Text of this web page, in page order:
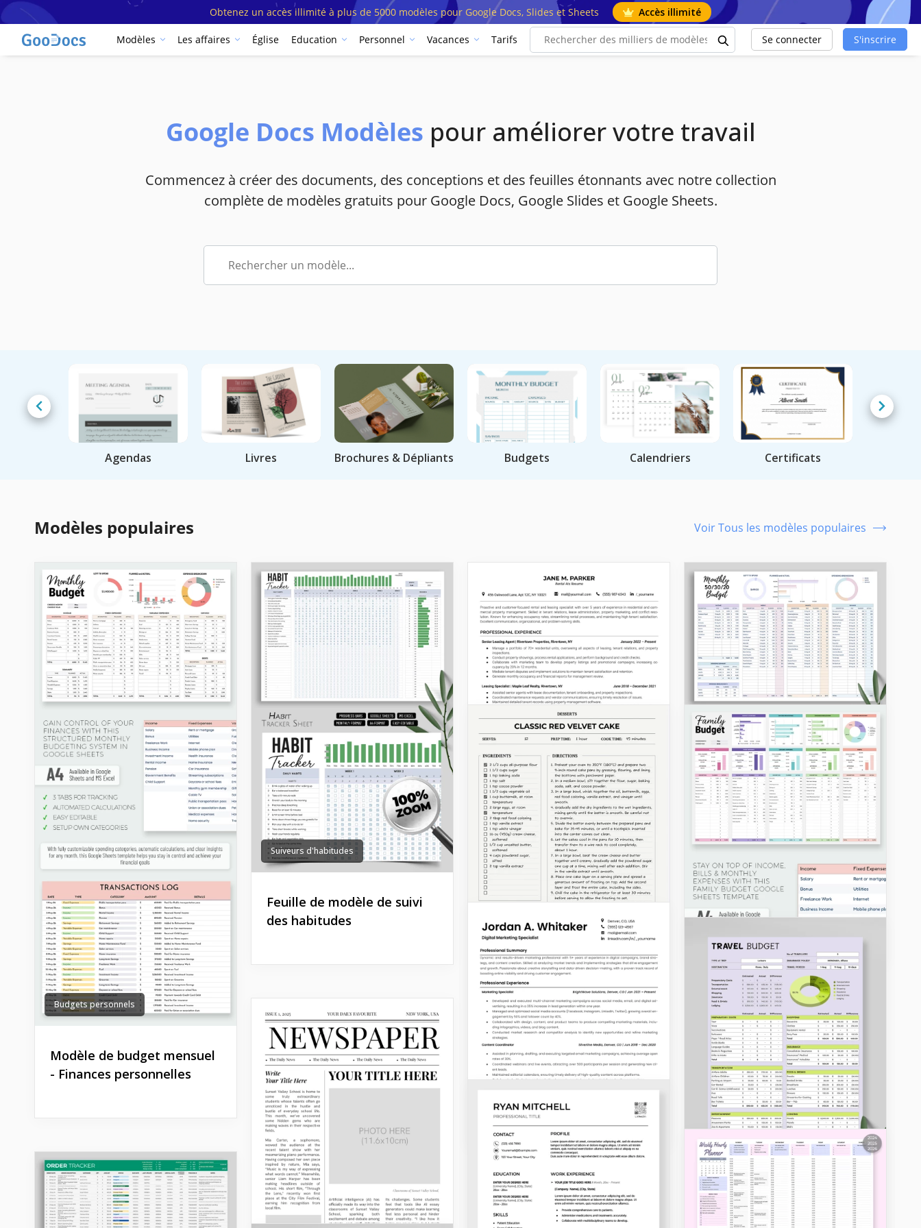
Obtenez un accès illimité à plus de 5000 modèles pour Google Docs, Slides et Sheets Accès illimité
Modèles Les affaires Église Education Personnel Vacances Tarifs Se connecter S'inscrire
Google Docs Modèles pour améliorer votre travail
Commencez à créer des documents, des conceptions et des feuilles étonnants avec notre collection
complète de modèles gratuits pour Google Docs, Google Slides et Google Sheets.
Agendas Livres Brochures & Dépliants Budgets Calendriers Certificats
Modèles populaires Voir Tous les modèles populaires
Budgets personnels
Modèle de budget mensuel
- Finances personnelles
Suiveurs d'habitudes
Feuille de modèle de suivi
des habitudes
Reprendre
Modèle de CV ATS de
location simple
Budgets
50/30/20 Mise en page
simple de budget mensuel
Modèle de budget familial
- Planificateur facile des
dépenses et des revenus